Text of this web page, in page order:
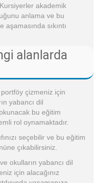
akademik
anlama ve bu
sıkıntı
alanlarda
çizmeniz için
yabancı dil
bu eğitim
rol oynamaktadır.
seçebilir ve bu eğitim
çıkabilirsiniz.
okulların yabancı dil
için alacağınız